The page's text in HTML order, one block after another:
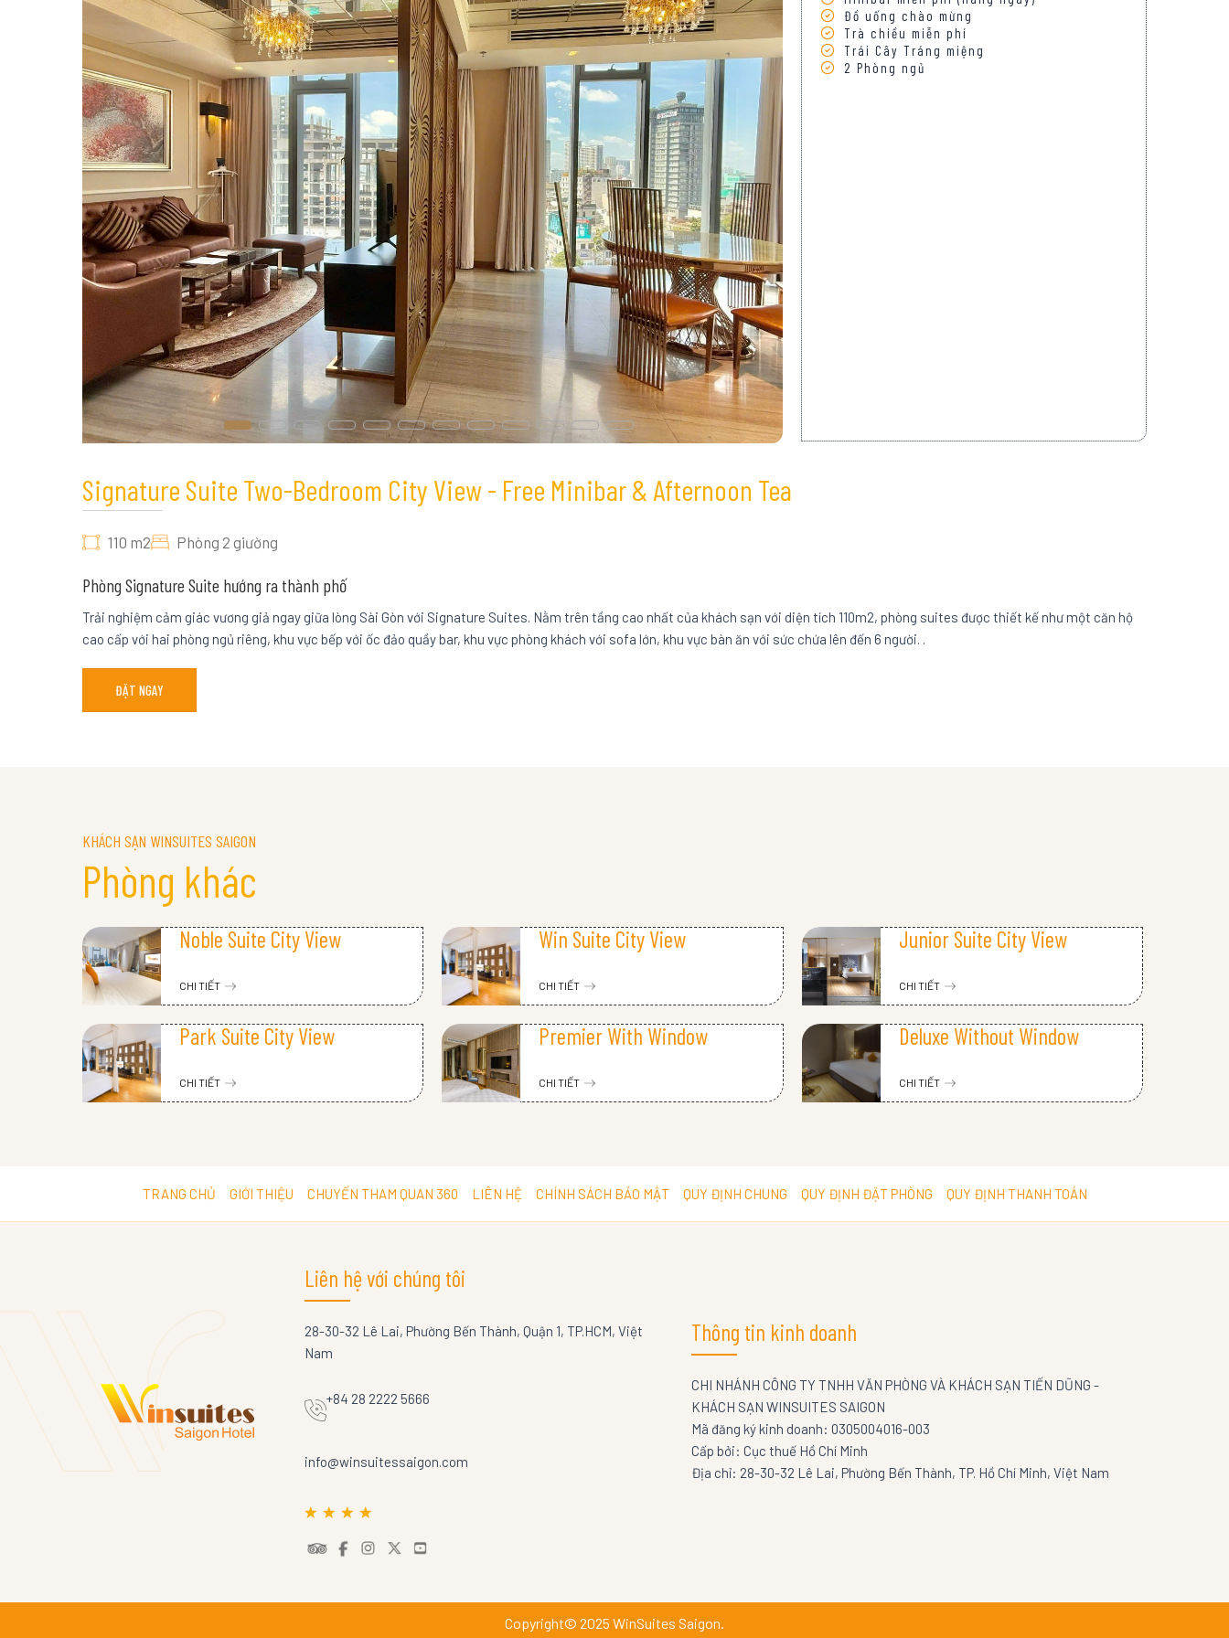
Đồ uống chào mừng
Trà chiều miễn phí
Trái Cây Tráng miệng
2 Phòng ngủ
Signature Suite Two-Bedroom City View - Free Minibar & Afternoon Tea
110 m2 Phòng 2 giường
Phòng Signature Suite hướng ra thành phố
Trải nghiệm cảm giác vương giả ngay giữa lòng Sài Gòn với Signature Suites. Nằm trên tầng cao nhất của khách sạn với diện tích 110m2, phòng suites được thiết kế như một căn hộ
cao cấp với hai phòng ngủ riêng, khu vực bếp với ốc đảo quầy bar, khu vực phòng khách với sofa lớn, khu vực bàn ăn với sức chứa lên đến 6 người. .
ĐẶT NGAY
KHÁCH SẠN WINSUITES SAIGON
Phòng khác
Noble Suite City View
CHI TIẾT
Win Suite City View
CHI TIẾT
Junior Suite City View
CHI TIẾT
Park Suite City View
CHI TIẾT
Premier With Window
CHI TIẾT
Deluxe Without Window
CHI TIẾT
TRANG CHỦ GIỚI THIỆU CHUYẾN THAM QUAN 360 LIÊN HỆ CHÍNH SÁCH BẢO MẬT QUY ĐỊNH CHUNG QUY ĐỊNH ĐẶT PHÒNG QUY ĐỊNH THANH TOÁN
Liên hệ với chúng tôi
28-30-32 Lê Lai, Phường Bến Thành, Quận 1, TP.HCM, Việt
Nam
+84 28 2222 5666
info@winsuitessaigon.com
Thông tin kinh doanh
CHI NHÁNH CÔNG TY TNHH VĂN PHÒNG VÀ KHÁCH SẠN TIẾN DŨNG -
KHÁCH SẠN WINSUITES SAIGON
Mã đăng ký kinh doanh: 0305004016-003
Cấp bởi: Cục thuế Hồ Chí Minh
Địa chỉ: 28-30-32 Lê Lai, Phường Bến Thành, TP. Hồ Chí Minh, Việt Nam
Copyright© 2025 WinSuites Saigon.